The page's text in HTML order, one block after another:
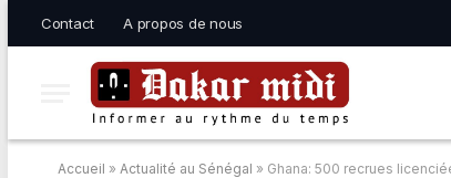
Contact A propos de nous
Accueil » Actualité au Sénégal » Ghana: 500 recrues